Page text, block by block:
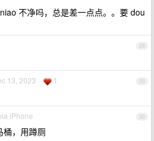
不净吗，总是差一点点。。要 dou
28
29
13, 2023 1
30
iPhone
桶，用蹲厕